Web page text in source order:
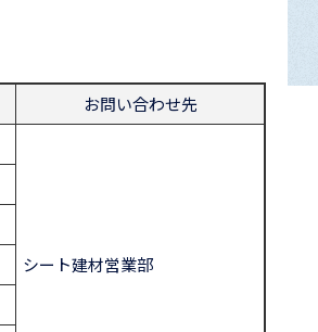
お問い合わせ先
シート建材営業部